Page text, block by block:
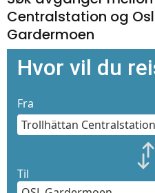
Centralstation og
Gardermoen
Hvor vil du
Fra
Til